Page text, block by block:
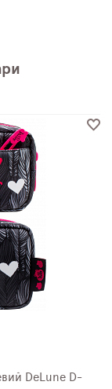
DeLune D-